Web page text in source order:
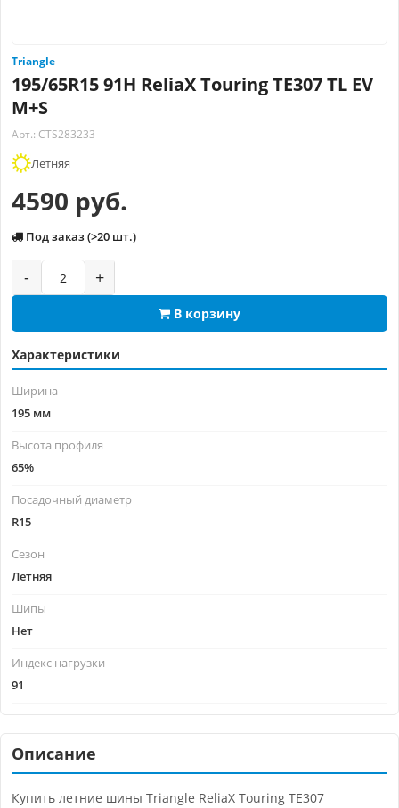
Triangle
195/65R15 91H ReliaX Touring TE307 TL EV
M+S
Арт.: CTS283233
Летняя
4590 руб.
Под заказ (>20 шт.)
- +
В корзину
Характеристики
Ширина
195 мм
Высота профиля
65%
Посадочный диаметр
R15
Сезон
Летняя
Шипы
Нет
Индекс нагрузки
91
Описание
Купить летние шины Triangle ReliaX Touring TE307